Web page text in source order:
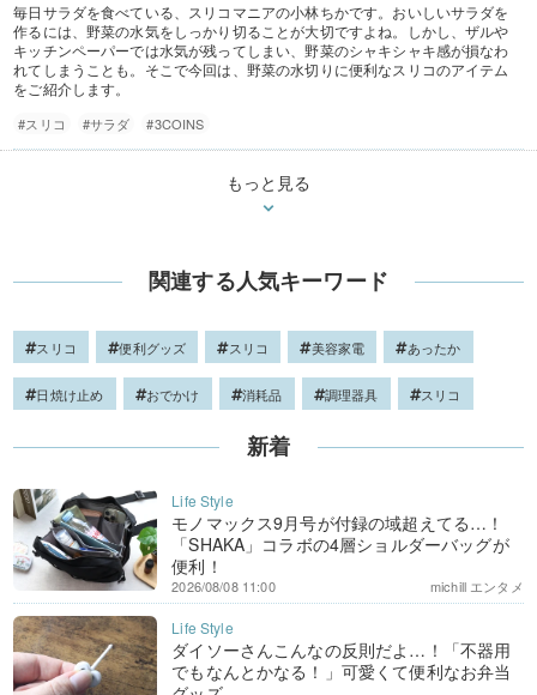
毎日サラダを食べている、スリコマニアの小林ちかです。おいしいサラダを
作るには、野菜の水気をしっかり切ることが大切ですよね。しかし、ザルや
キッチンペーパーでは水気が残ってしまい、野菜のシャキシャキ感が損なわ
れてしまうことも。そこで今回は、野菜の水切りに便利なスリコのアイテム
をご紹介します。
#スリコ #サラダ #3COINS
もっと見る
関連する人気キーワード
スリコ 便利グッズ スリコ 美容家電 あったか
日焼け止め おでかけ 消耗品 調理器具 スリコ
新着
モノマックス9月号が付録の域超えてる…！
「SHAKA」コラボの4層ショルダーバッグが
便利！
michill エンタメ
2026/08/08 11:00
ダイソーさんこんなの反則だよ…！「不器用
でもなんとかなる！」可愛くて便利なお弁当